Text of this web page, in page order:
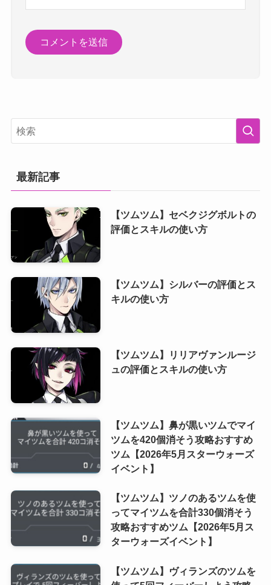
最新記事
【ツムツム】セベクジグボルトの
評価とスキルの使い方
【ツムツム】シルバーの評価とス
キルの使い方
【ツムツム】リリアヴァンルージ
ュの評価とスキルの使い方
【ツムツム】鼻が黒いツムでマイ
ツムを420個消そう攻略おすすめ
ツム【2026年5月スターウォーズ
イベント】
【ツムツム】ツノのあるツムを使
ってマイツムを合計330個消そう
攻略おすすめツム【2026年5月ス
ターウォーズイベント】
【ツムツム】ヴィランズのツムを